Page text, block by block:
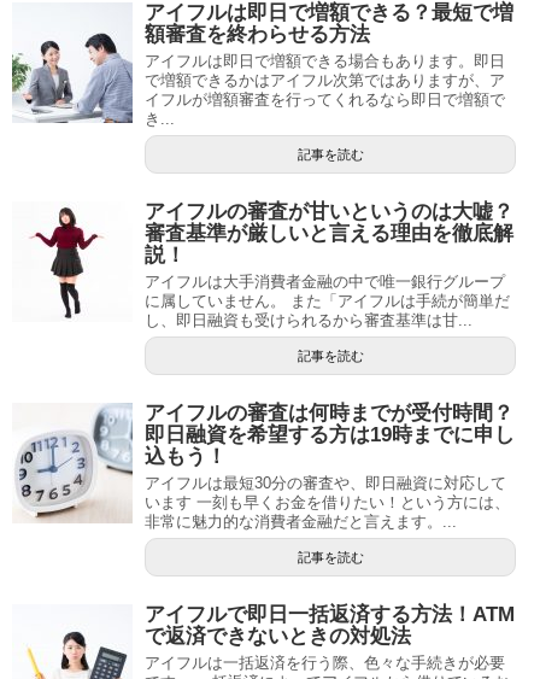
アイフルは即日で増額できる？最短で増
額審査を終わらせる方法
アイフルは即日で増額できる場合もあります。即日
で増額できるかはアイフル次第ではありますが、ア
イフルが増額審査を行ってくれるなら即日で増額で
き...
記事を読む
アイフルの審査が甘いというのは大嘘？
審査基準が厳しいと言える理由を徹底解
説！
アイフルは大手消費者金融の中で唯一銀行グループ
に属していません。 また「アイフルは手続が簡単だ
し、即日融資も受けられるから審査基準は甘...
記事を読む
アイフルの審査は何時までが受付時間？
即日融資を希望する方は19時までに申し
込もう！
アイフルは最短30分の審査や、即日融資に対応して
います 一刻も早くお金を借りたい！という方には、
非常に魅力的な消費者金融だと言えます。...
記事を読む
アイフルで即日一括返済する方法！ATM
で返済できないときの対処法
アイフルは一括返済を行う際、色々な手続きが必要